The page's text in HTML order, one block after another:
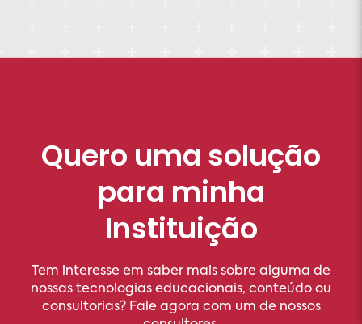
Quero uma solução
para minha
Instituição
Tem interesse em saber mais sobre alguma de
nossas tecnologias educacionais, conteúdo ou
consultorias? Fale agora com um de nossos